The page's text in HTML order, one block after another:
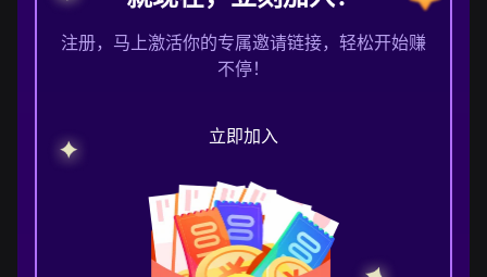
注册，马上激活你的专属邀请链接，轻松开始赚
不停！
立即加入